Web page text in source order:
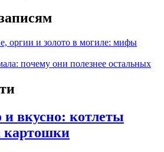
оргии и золото в могиле: мифы
почему они полезнее остальных
вкусно: котлеты
картошки